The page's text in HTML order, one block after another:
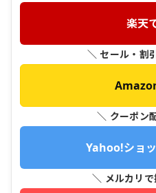
楽天
＼ セール・割
＼ クーポン
Yahoo!ショ
＼ メルカリ